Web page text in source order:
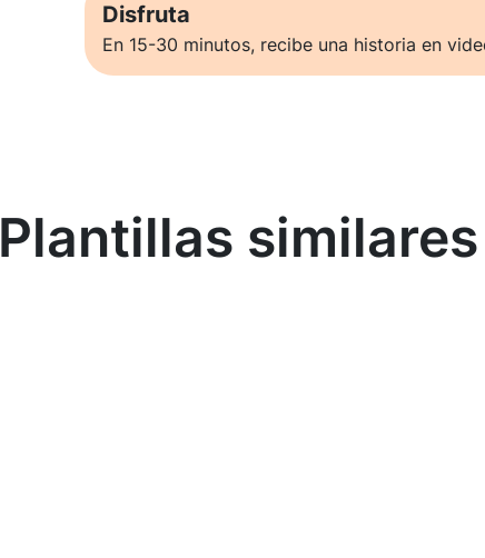
Disfruta
En 15-30 minutos, recibe una historia en
Plantillas similares